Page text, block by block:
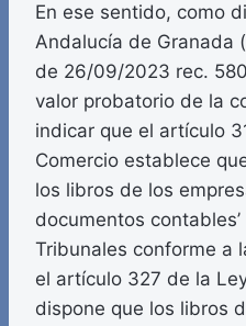
En ese sentido, como
Andalucía de Granada
de 26/09/2023 rec.
valor probatorio de la
indicar que el artículo
Comercio establece
los libros de los
documentos contables’
Tribunales conforme a
el artículo 327 de la
dispone que los libros